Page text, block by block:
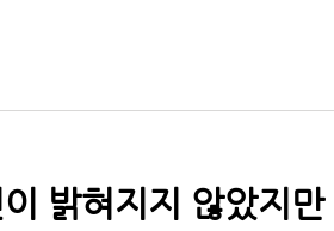
밝혀지지 않았지만